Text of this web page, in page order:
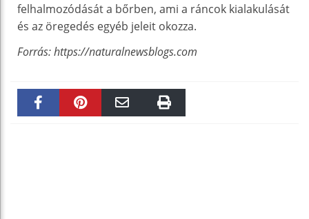
felhalmozódását a bőrben, ami a ráncok kialakulását
és az öregedés egyéb jeleit okozza.
Forrás: https://naturalnewsblogs.com